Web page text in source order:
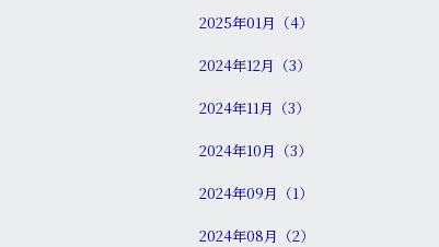
2025年01月（4）
2024年12月（3）
2024年11月（3）
2024年10月（3）
2024年09月（1）
2024年08月（2）